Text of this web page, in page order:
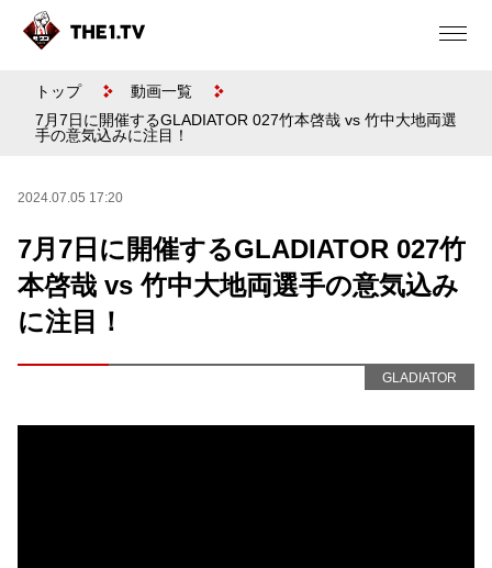
トップ
動画一覧
7月7日に開催するGLADIATOR 027竹本啓哉 vs 竹中大地両選
手の意気込みに注目！
2024.07.05 17:20
7月7日に開催するGLADIATOR 027竹
本啓哉 vs 竹中大地両選手の意気込み
に注目！
GLADIATOR